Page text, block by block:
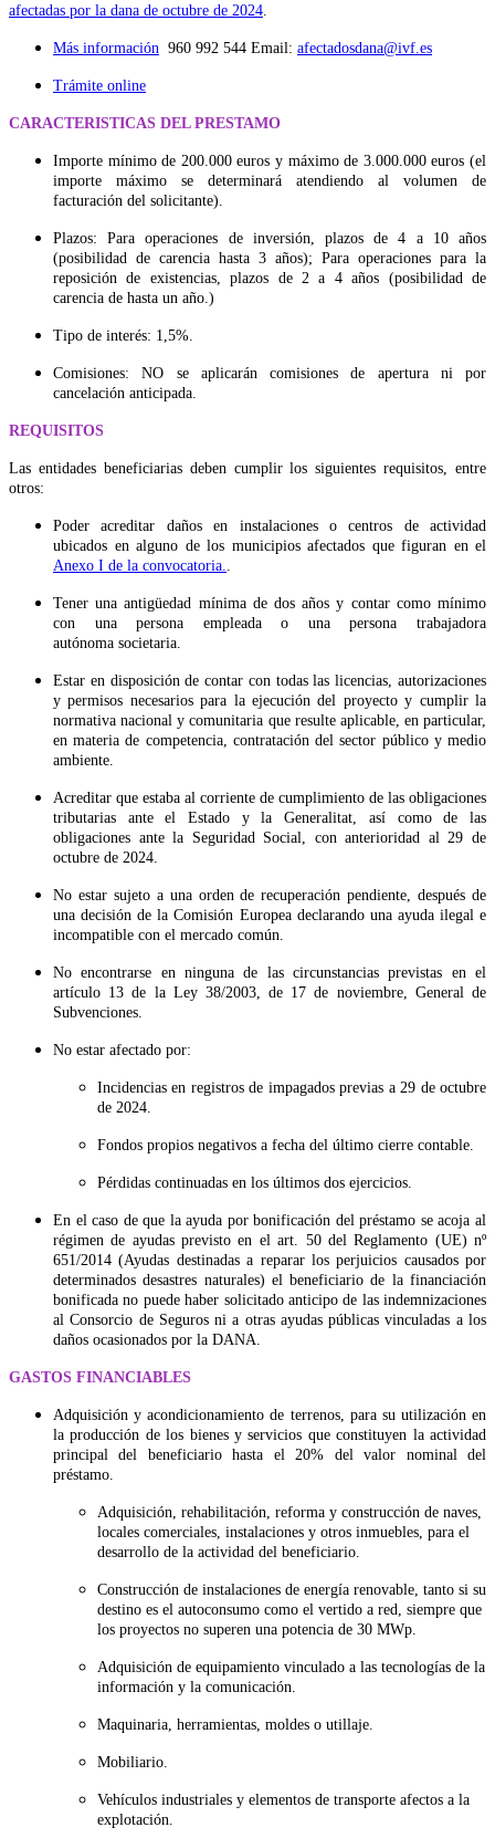
afectadas por la dana de octubre de 2024
Más información 960 992 544 Email: afectadosdana@ivf.es
Trámite online
CARACTERISTICAS DEL PRESTAMO
Importe mínimo de 200.000 euros y máximo de 3.000.000 euros (el
importe máximo se determinará atendiendo al volumen de
facturación del solicitante).
Plazos: Para operaciones de inversión, plazos de 4 a 10 años
(posibilidad de carencia hasta 3 años); Para operaciones para la
reposición de existencias, plazos de 2 a 4 años (posibilidad de
carencia de hasta un año.)
Tipo de interés: 1,5%.
Comisiones: NO se aplicarán comisiones de apertura ni por
cancelación anticipada.
REQUISITOS
Las entidades beneficiarias deben cumplir los siguientes requisitos, entre
otros:
Poder acreditar daños en instalaciones o centros de actividad
ubicados en alguno de los municipios afectados que figuran en el
Anexo I de la convocatoria.
Tener una antigüedad mínima de dos años y contar como mínimo
con una persona empleada o una persona trabajadora
autónoma societaria.
Estar en disposición de contar con todas las licencias, autorizaciones
y permisos necesarios para la ejecución del proyecto y cumplir la
normativa nacional y comunitaria que resulte aplicable, en particular,
en materia de competencia, contratación del sector público y medio
ambiente.
Acreditar que estaba al corriente de cumplimiento de las obligaciones
tributarias ante el Estado y la Generalitat, así como de las
obligaciones ante la Seguridad Social, con anterioridad al 29 de
octubre de 2024.
No estar sujeto a una orden de recuperación pendiente, después de
una decisión de la Comisión Europea declarando una ayuda ilegal e
incompatible con el mercado común.
No encontrarse en ninguna de las circunstancias previstas en el
artículo 13 de la Ley 38/2003, de 17 de noviembre, General de
Subvenciones.
No estar afectado por:
Incidencias en registros de impagados previas a 29 de octubre
de 2024.
Fondos propios negativos a fecha del último cierre contable.
Pérdidas continuadas en los últimos dos ejercicios.
En el caso de que la ayuda por bonificación del préstamo se acoja al
régimen de ayudas previsto en el art. 50 del Reglamento (UE) nº
651/2014 (Ayudas destinadas a reparar los perjuicios causados por
determinados desastres naturales) el beneficiario de la financiación
bonificada no puede haber solicitado anticipo de las indemnizaciones
al Consorcio de Seguros ni a otras ayudas públicas vinculadas a los
daños ocasionados por la DANA.
GASTOS FINANCIABLES
Adquisición y acondicionamiento de terrenos, para su utilización en
la producción de los bienes y servicios que constituyen la actividad
principal del beneficiario hasta el 20% del valor nominal del
préstamo.
Adquisición, rehabilitación, reforma y construcción de naves,
locales comerciales, instalaciones y otros inmuebles, para el
desarrollo de la actividad del beneficiario.
Construcción de instalaciones de energía renovable, tanto si su
destino es el autoconsumo como el vertido a red, siempre que
los proyectos no superen una potencia de 30 MWp.
Adquisición de equipamiento vinculado a las tecnologías de la
información y la comunicación.
Maquinaria, herramientas, moldes o utillaje.
Mobiliario.
Vehículos industriales y elementos de transporte afectos a la
explotación.